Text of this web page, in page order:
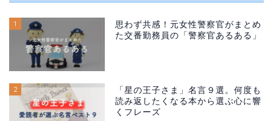
1
思わず共感！元女性警察官がまとめ
た交番勤務員の「警察官あるある」
2
「星の王子さま」名言９選。何度も
読み返したくなる本から選ぶ心に響
くフレーズ